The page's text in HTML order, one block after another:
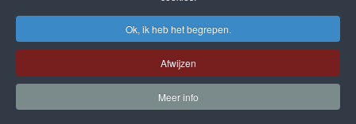
Ok, ik heb het begrepen.
Afwijzen
Meer info